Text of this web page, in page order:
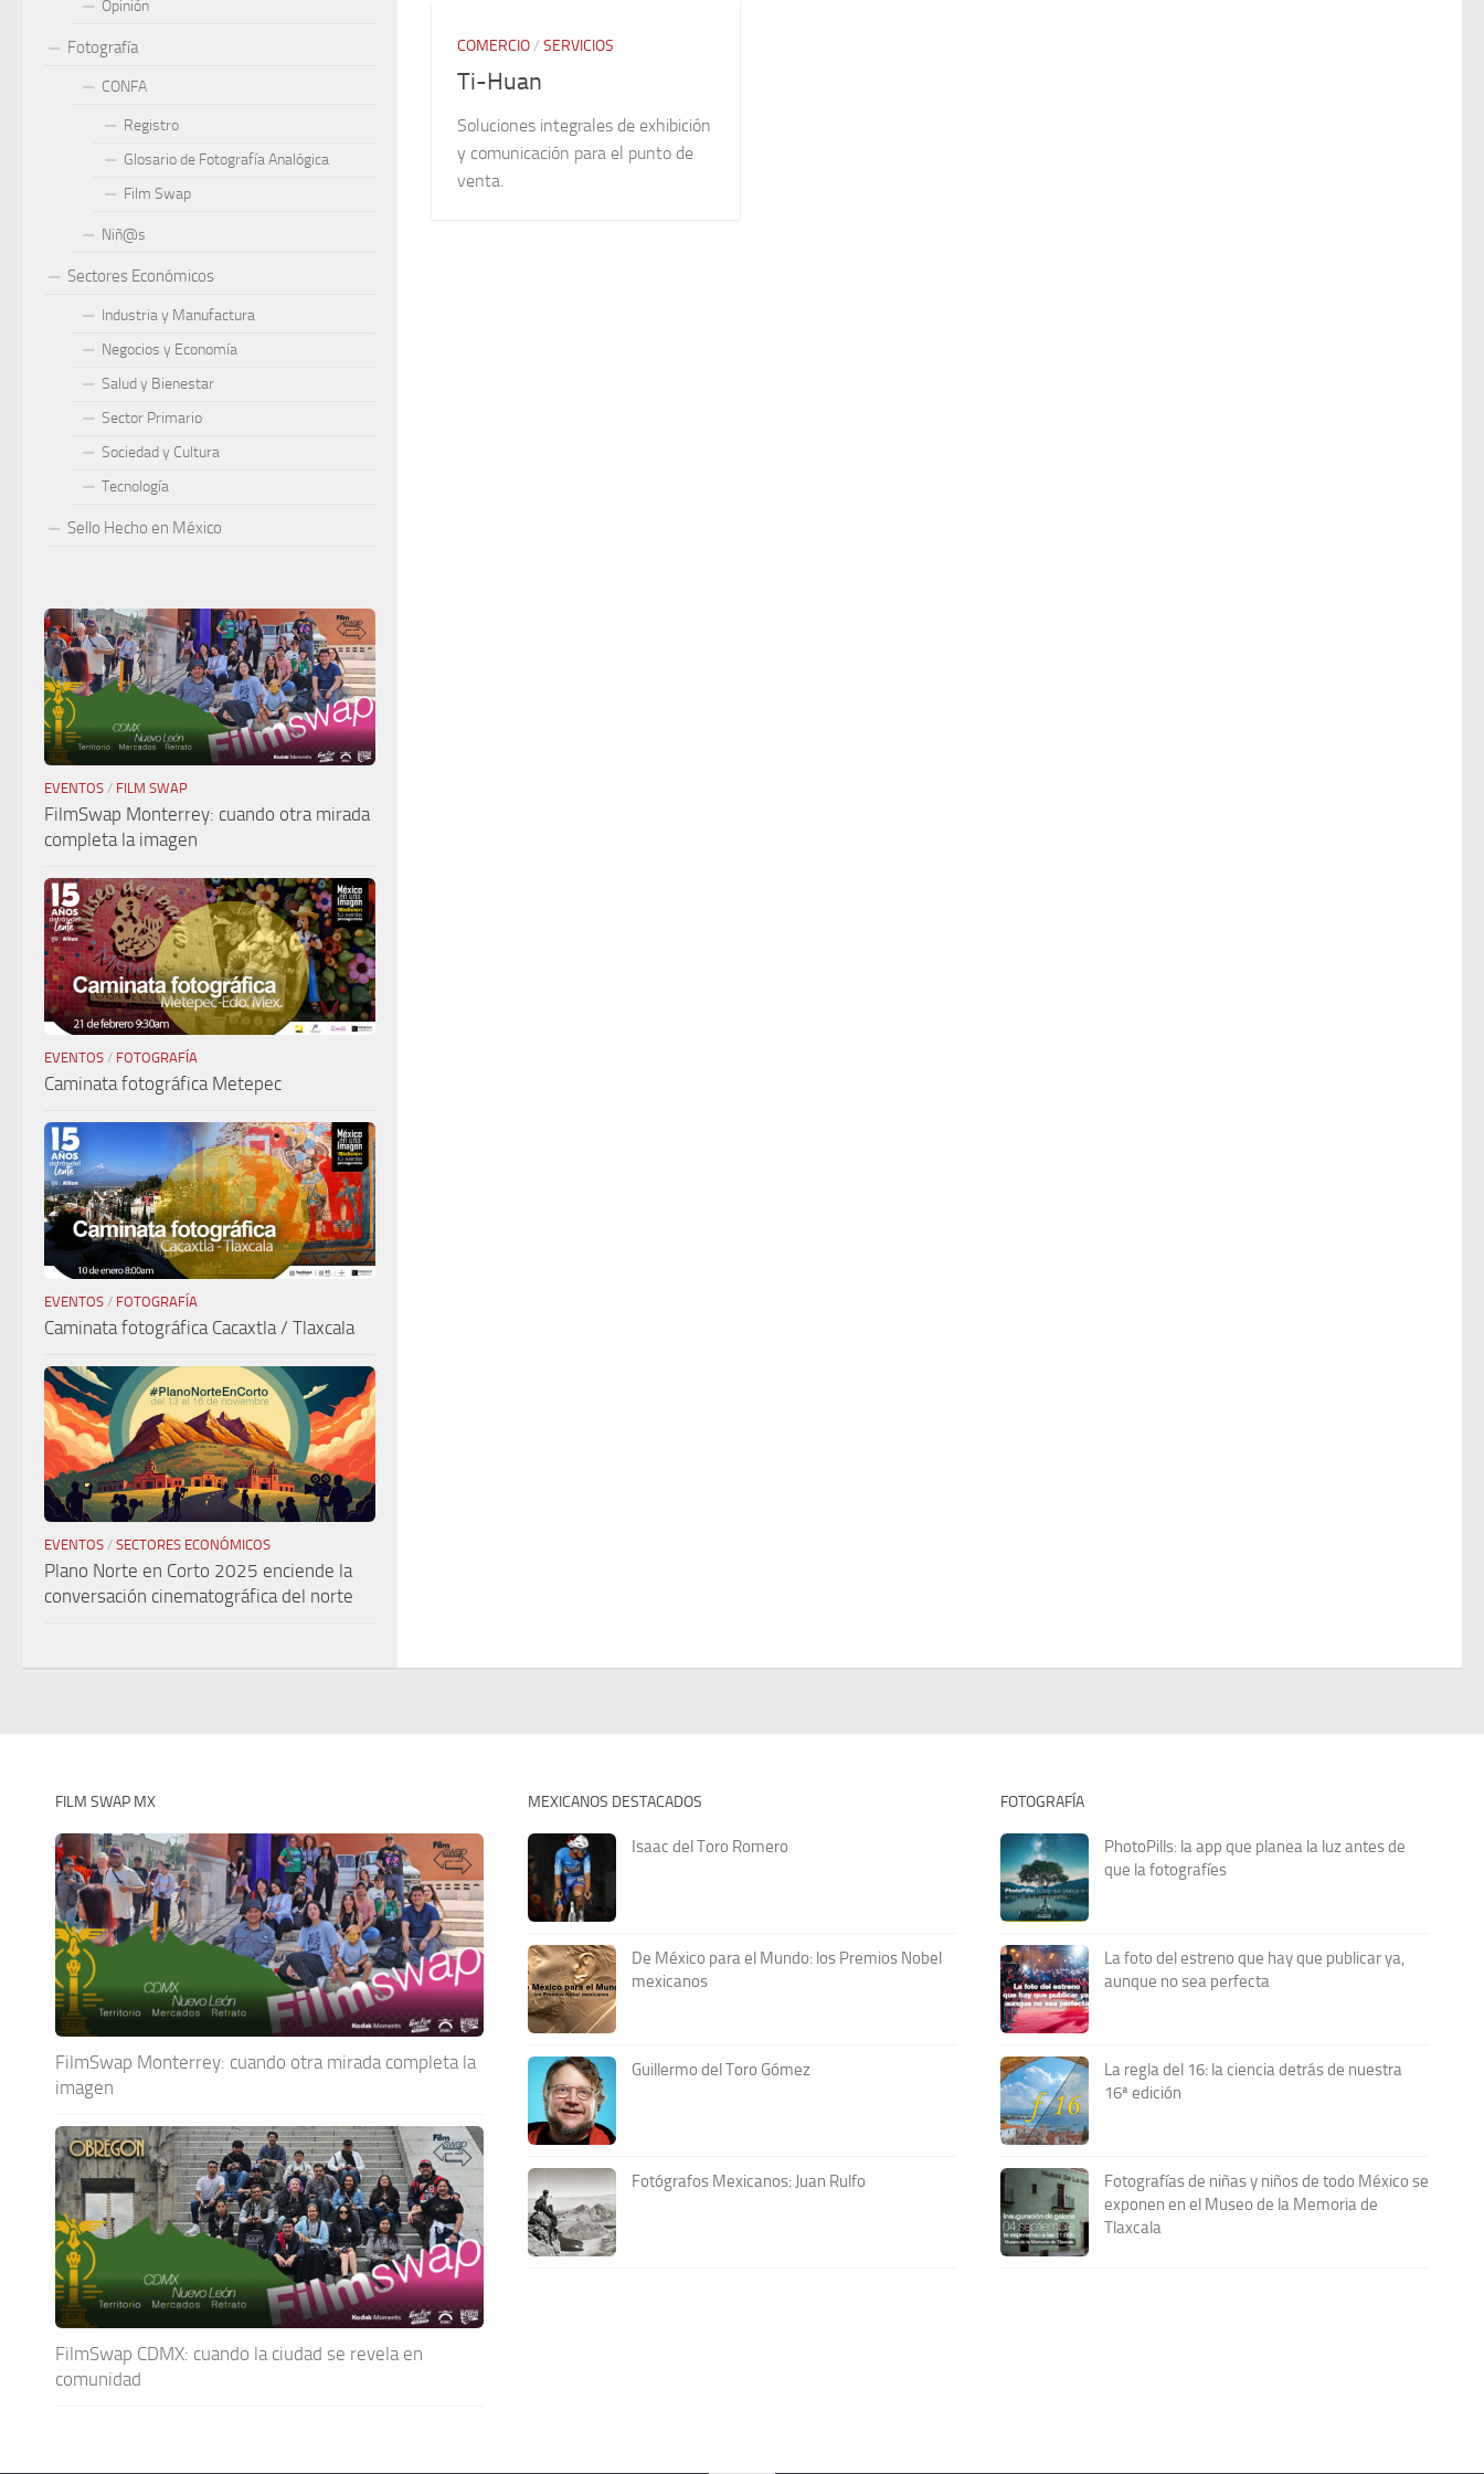
COMERCIO/ SERVICIOS
Ti-Huan
Soluciones integrales de exhibición
y comunicación para el punto de
venta.
Opinión
Fotografía
CONFA
Registro
Glosario de Fotografía Analógica
Film Swap
Niñ@s
Sectores Económicos
Industria y Manufactura
Negocios y Economía
Salud y Bienestar
Sector Primario
Sociedad y Cultura
Tecnología
Sello Hecho en México
EVENTOS / FILM SWAP
FilmSwap Monterrey: cuando otra mirada
completa la imagen
EVENTOS / FOTOGRAFÍA
Caminata fotográfica Metepec
EVENTOS / FOTOGRAFÍA
Caminata fotográfica Cacaxtla / Tlaxcala
EVENTOS / SECTORES ECONÓMICOS
Plano Norte en Corto 2025 enciende la
conversación cinematográfica del norte
FILM SWAP MX
FilmSwap Monterrey: cuando otra mirada completa la
imagen
FilmSwap CDMX: cuando la ciudad se revela en
comunidad
MEXICANOS DESTACADOS
Isaac del Toro Romero
De México para el Mundo: los Premios Nobel
mexicanos
Guillermo del Toro Gómez
Fotógrafos Mexicanos: Juan Rulfo
FOTOGRAFÍA
PhotoPills: la app que planea la luz antes de
que la fotografíes
La foto del estreno que hay que publicar ya,
aunque no sea perfecta
La regla del 16: la ciencia detrás de nuestra
16ª edición
Fotografías de niñas y niños de todo México se
exponen en el Museo de la Memoria de
Tlaxcala